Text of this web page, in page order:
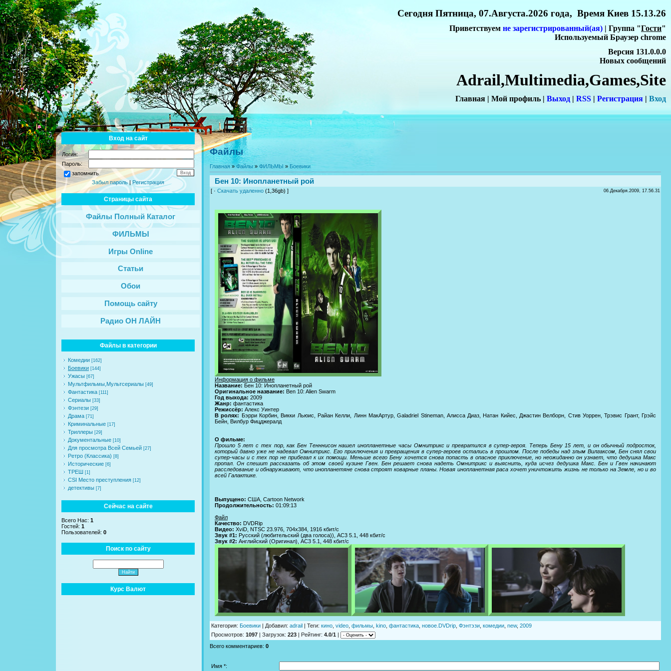
Сегодня Пятница, 07.Августа.2026 года, Время Киев 15.13.26
Приветствуем не зарегистрированный(ая) | Группа "Гости"
Используемый Браузер chrome
Версия 131.0.0.0
Новых сообщений
Adrail,Multimedia,Games,Site
Главная | Мой профиль | Выход | RSS | Регистрация | Вход
Вход на сайт
Логин:
Пароль:
запомнить
Забыл пароль|Регистрация
Страницы сайта
Файлы Полный Каталог
ФИЛЬМЫ
Игры Online
Статьи
Обои
Помощь сайту
Радио ОН ЛАЙН
Файлы в категории
Комедии [162]
Боевики [144]
Ужасы [67]
Мультфильмы,Мультсериалы [49]
Фантастика [111]
Сериалы [33]
Фэнтези [29]
Драма [71]
Криминальные [17]
Триллеры [29]
Документальные [10]
Для просмотра Всей Семьей [27]
Ретро (Классика) [8]
Исторические [6]
ТРЕШ [1]
CSI Место преступления [12]
детективы [7]
Сейчас на сайте
Всего Нас: 1
Гостей: 1
Пользователей: 0
Поиск по сайту
Курс Валют
Файлы
Главная»Файлы» ФИЛЬМЫ » Боевики
Бен 10: Инопланетный рой
[ · Скачать удаленно (1,36gb) ] 06.Декабря.2009, 17.56.31
Информация о фильме
Название: Бен 10: Инопланетный рой
Оригинальное название: Ben 10: Alien Swarm
Год выхода: 2009
Жанр: фантастика
Режиссёр: Алекс Уинтер
В ролях: Бэрри Корбин, Викки Льюис, Райан Келли, Линн МакАртур, Galadriel Stineman, Алисса Диаз, Натан Кийес, Джастин Велборн, Стив Уоррен, Трэвис Грант, Грэйс
Бейн, Вилбур Фицджералд
О фильме:
Прошло 5 лет с тех пор, как Бен Тенннисон нашел инопланетные часы Омнитрикс и превратился в супер-героя. Теперь Бену 15 лет, и он обычный подросток,
который давно уже не надевал Омнитрикс. Его приключения и превращения в супер-героев остались в прошлом. После победы над злым Вилгаксом, Бен снял свои
супер-часы и с тех пор не прибегал к их помощи. Меньше всего Бену хочется снова попасть в опасное приключение, но неожиданно он узнает, что дедушка Макс
пропал. Он спешит рассказать об этом своей кузине Гвен. Бен решает снова надеть Омнитрикс и выяснить, куда исчез дедушка Макс. Бен и Гвен начинают
расследование и обнаруживают, что инопланетяне снова строят коварные планы. Новая инопланетная раса хочет уничтожить жизнь не только на Земле, но и во
всей Галактике.
Выпущено: CША, Cartoon Network
Продолжительность: 01:09:13
Файл
Качество: DVDRip
Видео: XviD, NTSC 23.976, 704x384, 1916 кбит/с
Звук #1: Русский (любительский (два голоса)), AC3 5.1, 448 кбит/с
Звук #2: Английский (Оригинал), AC3 5.1, 448 кбит/с
Категория: Боевики | Добавил: adrail | Теги: кино video фильмы kino фантастика новое.DVDrip Фэнтэзи комедии new, 2009
Просмотров: 1097 | Загрузок: 223 | Рейтинг: 4.0/1 |
Всего комментариев: 0
Имя *: